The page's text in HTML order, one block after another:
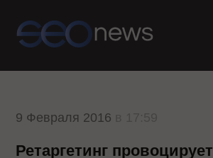
9 Февраля 2016
Ретаргетинг провоцирует